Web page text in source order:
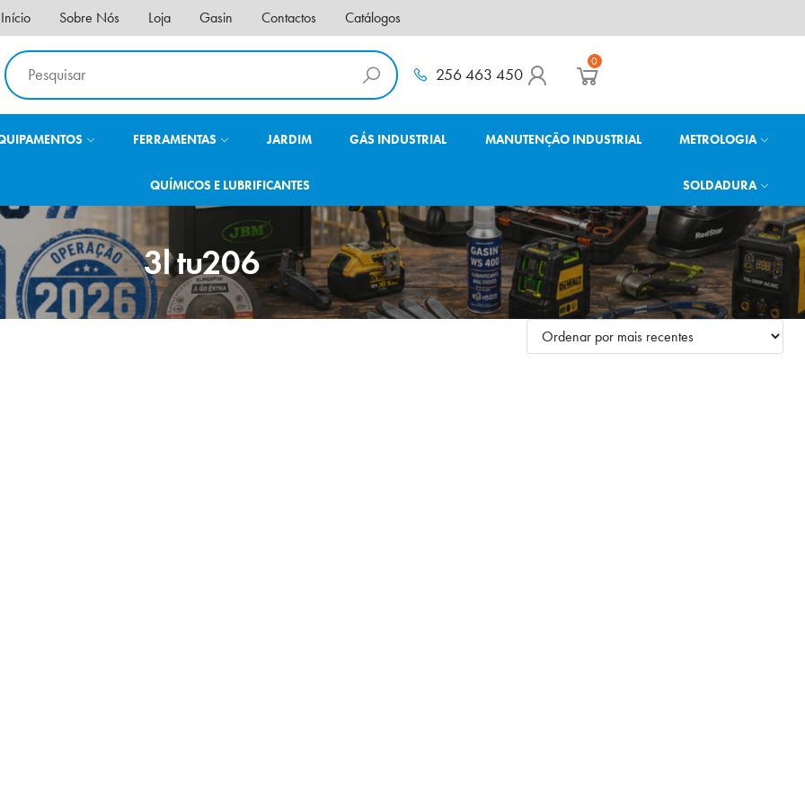
Início Sobre Nós Loja Gasin Contactos Catálogos
256 463 450
0
FERRAMENTAS JARDIM GÁS INDUSTRIAL MANUTENÇÃO INDUSTRIAL METROLOGIA
QUÍMICOS E LUBRIFICANTES SOLDADURA
3l tu206